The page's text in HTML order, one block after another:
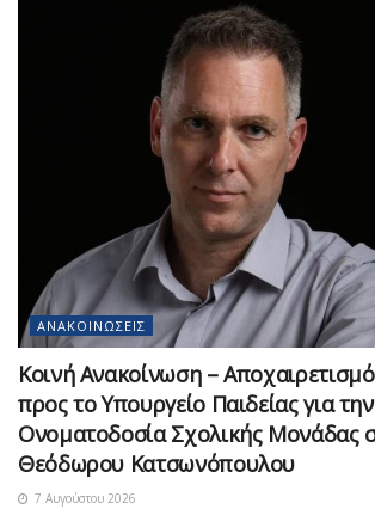
ΑΝΑΚΟΙΝΏΣΕΙΣ
Κοινή Ανακοίνωση –
προς το Υπουργείο Παιδείας για την
Ονοματοδοσία Σχολικής Μονάδας
Θεόδωρου Κατσωνόπουλου
7 Αυγούστου 2026